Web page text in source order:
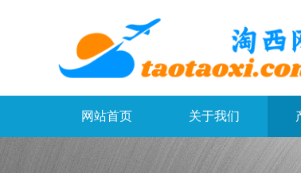
网站首页 关于我们